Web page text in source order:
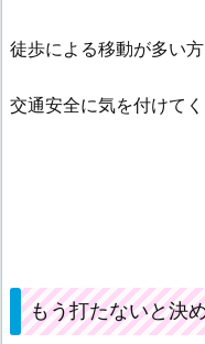
徒歩による移動が多い
交通安全に気を付けてく
もう打たないと決